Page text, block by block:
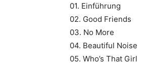
01. Einführung
02. Good Friends
03. No More
04. Beautiful Noise
05. Who’s That Girl